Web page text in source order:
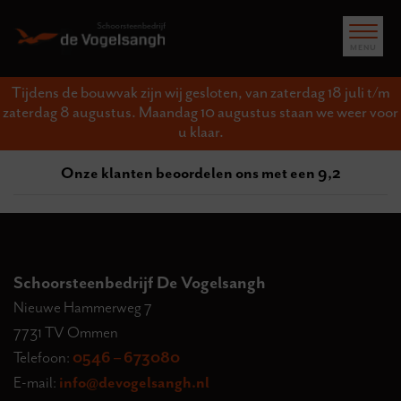
Tijdens de bouwvak zijn wij gesloten, van zaterdag 18 juli t/m
zaterdag 8 augustus. Maandag 10 augustus staan we weer voor
u klaar.
Onze klanten beoordelen ons met een 9,2
Schoorsteenbedrijf De Vogelsangh
Nieuwe Hammerweg 7
7731 TV Ommen
Telefoon: 0546 – 673080
E-mail: info@devogelsangh.nl